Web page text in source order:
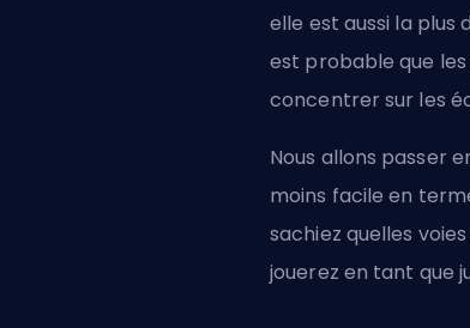
elle est aussi la plus
est probable que
concentrer sur les
Nous allons passer
moins facile en
sachiez quelles
jouerez en tant que